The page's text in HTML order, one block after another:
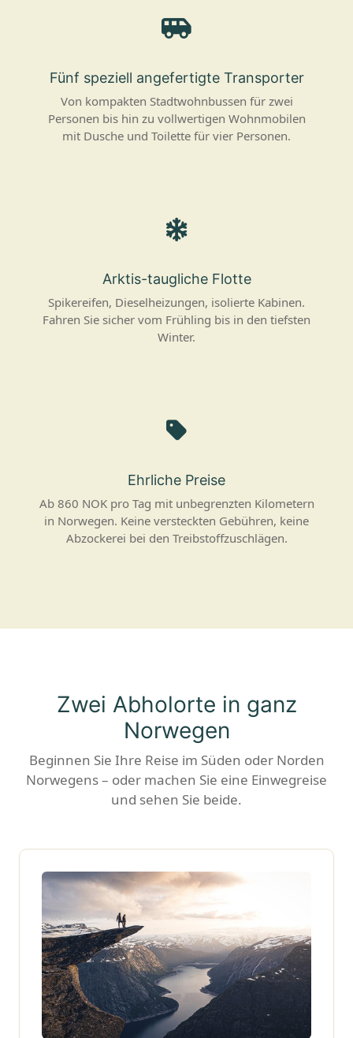
Fünf speziell angefertigte Transporter
Von kompakten Stadtwohnbussen für zwei
Personen bis hin zu vollwertigen Wohnmobilen
mit Dusche und Toilette für vier Personen.
Arktis-taugliche Flotte
Spikereifen, Dieselheizungen, isolierte Kabinen.
Fahren Sie sicher vom Frühling bis in den tiefsten
Winter.
Ehrliche Preise
Ab 860 NOK pro Tag mit unbegrenzten Kilometern
in Norwegen. Keine versteckten Gebühren, keine
Abzockerei bei den Treibstoffzuschlägen.
Zwei Abholorte in ganz
Norwegen
Beginnen Sie Ihre Reise im Süden oder Norden
Norwegens – oder machen Sie eine Einwegreise
und sehen Sie beide.